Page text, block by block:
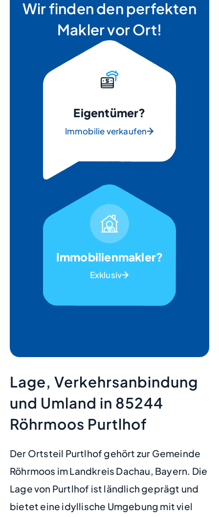
Wir finden den perfekten
Makler vor Ort!
Eigentümer?
Immobilie verkaufen
Immobilienmakler?
Exklusiv
Lage, Verkehrsanbindung
und Umland in 85244
Röhrmoos Purtlhof
Der Ortsteil Purtlhof gehört zur Gemeinde
Röhrmoos im Landkreis Dachau, Bayern. Die
Lage von Purtlhof ist ländlich geprägt und
bietet eine idyllische Umgebung mit viel